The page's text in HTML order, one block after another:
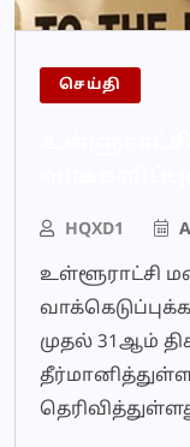
செய்தி
HQXD1
உள்ளூராட்சி
முதல் 31ஆம்